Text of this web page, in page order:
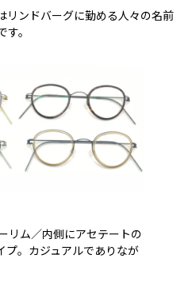
リンドバーグに勤める人々の名前
。
リム／内側にアセテートの
プ。カジュアルでありなが